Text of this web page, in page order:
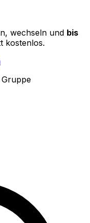
wechseln und bis
kostenlos.
Gruppe